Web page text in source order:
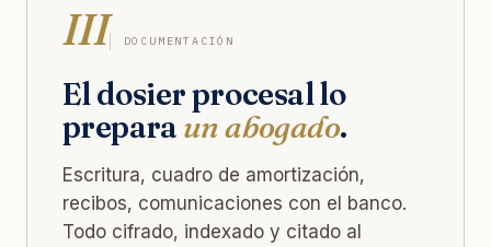
III DOCUMENTACIÓN
El dosier procesal lo
prepara un abogado.
Escritura, cuadro de amortización,
recibos, comunicaciones con el banco.
Todo cifrado, indexado y citado al